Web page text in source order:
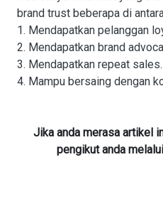
brand trust beberapa di
1. Mendapatkan pelanggan
2. Mendapatkan brand
3. Mendapatkan repeat sales.
4. Mampu bersaing dengan
Jika anda merasa artikel
pengikut anda